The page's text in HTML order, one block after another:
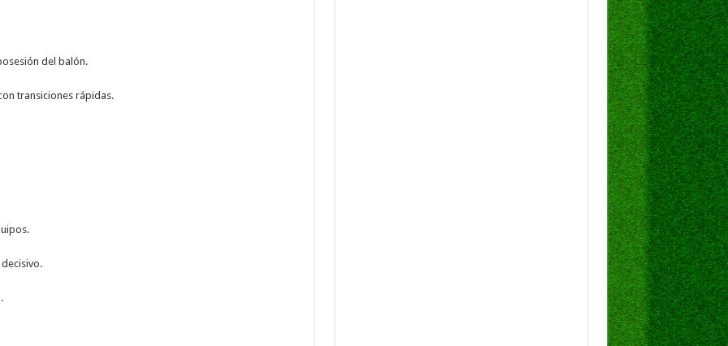
del balón.
transiciones rápidas.